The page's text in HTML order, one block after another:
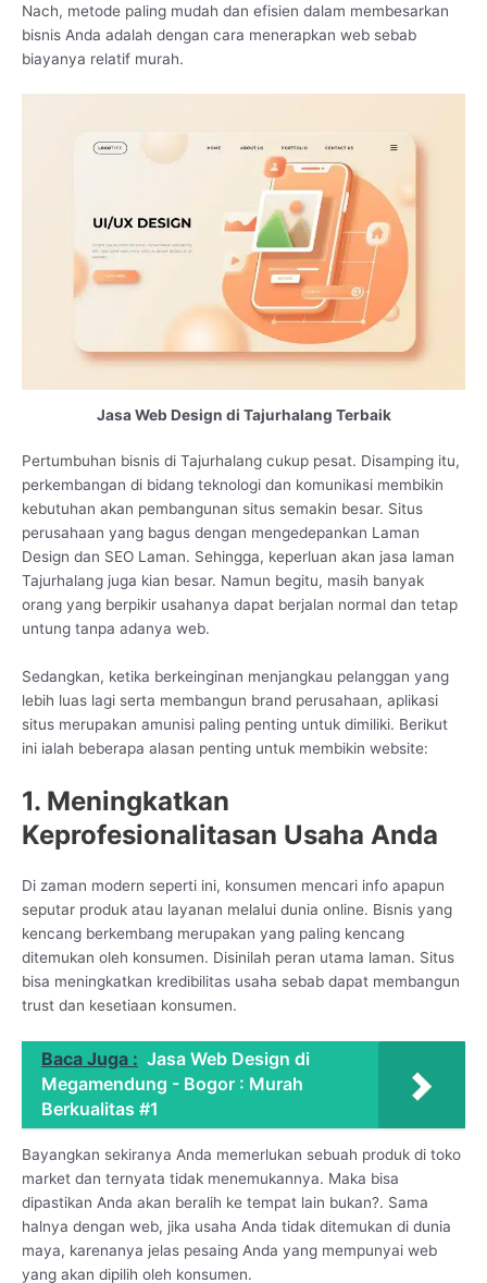
Nach, metode paling mudah dan efisien dalam membesarkan
bisnis Anda adalah dengan cara menerapkan web sebab
biayanya relatif murah.
Jasa Web Design di Tajurhalang Terbaik
Pertumbuhan bisnis di Tajurhalang cukup pesat. Disamping itu,
perkembangan di bidang teknologi dan komunikasi membikin
kebutuhan akan pembangunan situs semakin besar. Situs
perusahaan yang bagus dengan mengedepankan Laman
Design dan SEO Laman. Sehingga, keperluan akan jasa laman
Tajurhalang juga kian besar. Namun begitu, masih banyak
orang yang berpikir usahanya dapat berjalan normal dan tetap
untung tanpa adanya web.
Sedangkan, ketika berkeinginan menjangkau pelanggan yang
lebih luas lagi serta membangun brand perusahaan, aplikasi
situs merupakan amunisi paling penting untuk dimiliki. Berikut
ini ialah beberapa alasan penting untuk membikin website:
1. Meningkatkan
Keprofesionalitasan Usaha Anda
Di zaman modern seperti ini, konsumen mencari info apapun
seputar produk atau layanan melalui dunia online. Bisnis yang
kencang berkembang merupakan yang paling kencang
ditemukan oleh konsumen. Disinilah peran utama laman. Situs
bisa meningkatkan kredibilitas usaha sebab dapat membangun
trust dan kesetiaan konsumen.
Baca Juga : Jasa Web Design di
Megamendung - Bogor : Murah
Berkualitas #1
Bayangkan sekiranya Anda memerlukan sebuah produk di toko
market dan ternyata tidak menemukannya. Maka bisa
dipastikan Anda akan beralih ke tempat lain bukan?. Sama
halnya dengan web, jika usaha Anda tidak ditemukan di dunia
maya, karenanya jelas pesaing Anda yang mempunyai web
yang akan dipilih oleh konsumen.